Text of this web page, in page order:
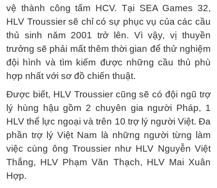
vệ thành công tấm HCV. Tại SEA Games 32,
HLV Troussier sẽ chỉ có sự phục vụ của các cầu
thủ sinh năm 2001 trở lên. Vì vậy, vị thuyền
trưởng sẽ phải mất thêm thời gian để thử nghiệm
đội hình và tìm kiếm được những cầu thủ phù
hợp nhất với sơ đồ chiến thuật.
Được biết, HLV Troussier cũng sẽ có đội ngũ trợ
lý hùng hậu gồm 2 chuyên gia người Pháp, 1
HLV thể lực ngoại và trên 10 trợ lý người Việt. Đa
phần trợ lý Việt Nam là những người từng làm
việc cùng ông Troussier như HLV Nguyễn Việt
Thắng, HLV Phạm Văn Thạch, HLV Mai Xuân
Hợp.